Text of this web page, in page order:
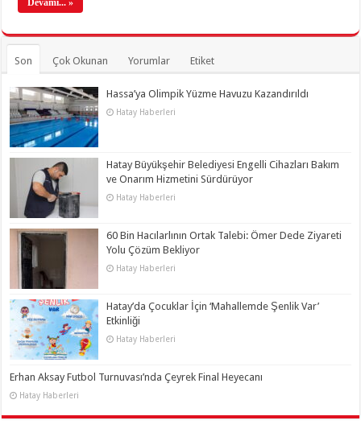
Son Çok Okunan Yorumlar Etiket
Hassa’ya Olimpik Yüzme Havuzu Kazandırıldı
Hatay Haberleri
Hatay Büyükşehir Belediyesi Engelli Cihazları Bakım
ve Onarım Hizmetini Sürdürüyor
Hatay Haberleri
60 Bin Hacılarlının Ortak Talebi: Ömer Dede Ziyareti
Yolu Çözüm Bekliyor
Hatay Haberleri
Hatay’da Çocuklar İçin ‘Mahallemde Şenlik Var’
Etkinliği
Hatay Haberleri
Erhan Aksay Futbol Turnuvası’nda Çeyrek Final Heyecanı
Hatay Haberleri